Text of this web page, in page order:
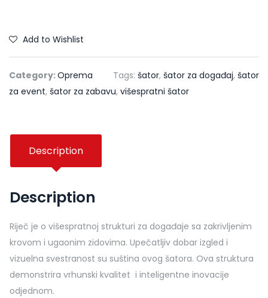
Add to Wishlist
Category:Oprema Tags: šator, šator za događaj, šator
za event, šator za zabavu, višespratni šator
Description
Description
Riječ je o višespratnoj strukturi za događaje sa zakrivljenim
krovom i ugaonim zidovima. Upečatljiv dobar izgled i
vizuelna svestranost su suština ovog šatora. Ova struktura
demonstrira vrhunski kvalitet i inteligentne inovacije
odjednom.